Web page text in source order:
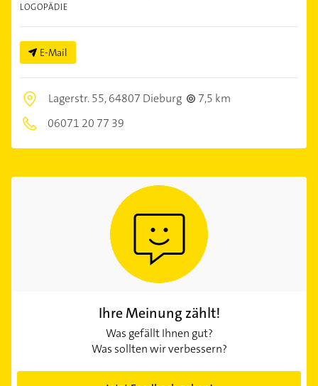
LOGOPÄDIE
E-Mail
Lagerstr. 55,64807 Dieburg
7,5 km
06071 20 77 39
Ihre Meinung zählt!
Was gefällt Ihnen gut?
Was sollten wir verbessern?